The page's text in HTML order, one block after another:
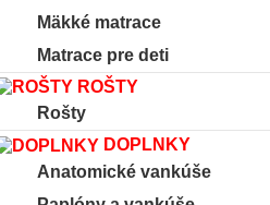
Mäkké matrace
Matrace pre deti
ROŠTY
Rošty
DOPLNKY
Anatomické vankúše